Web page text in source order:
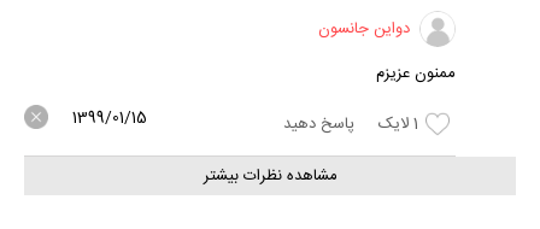
دواین جانسون
ممنون عزیزم
1لایک پاسخ دهید 1399/01/15
مشاهده نظرات بیشتر